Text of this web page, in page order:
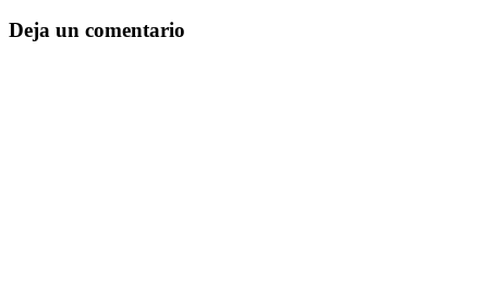
Deja un comentario